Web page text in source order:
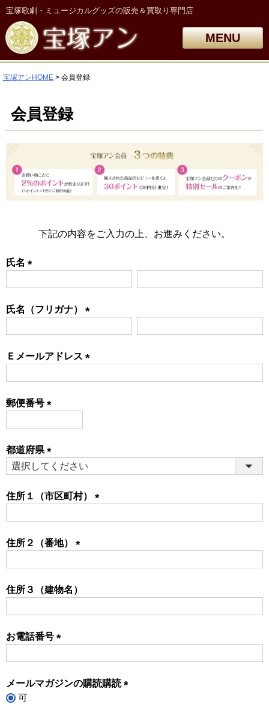
宝塚歌劇・ミュージカルグッズの販売＆買取り専門店
MENU
宝塚アンHOME 会員登録
会員登録
下記の内容をご入力の上、お進みください。
氏名
氏名（フリガナ）
Ｅメールアドレス
郵便番号
都道府県
(必
住所１（市区町村）
住所２（番地）
住所３（建物名）
お電話番号
メールマガジンの購読購読
可